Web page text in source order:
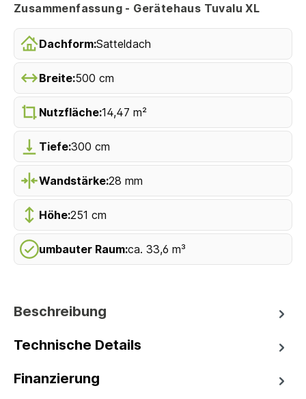
Zusammenfassung - Gerätehaus Tuvalu XL
Dachform:Satteldach
Breite:500 cm
Nutzfläche:14,47 m²
Tiefe:300 cm
Wandstärke:28 mm
Höhe:251 cm
umbauter Raum:ca. 33,6 m³
Beschreibung
Technische Details
Finanzierung